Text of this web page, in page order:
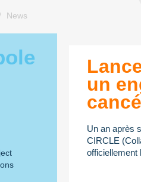
News
un
Un an après
CIRCLE
officiellement